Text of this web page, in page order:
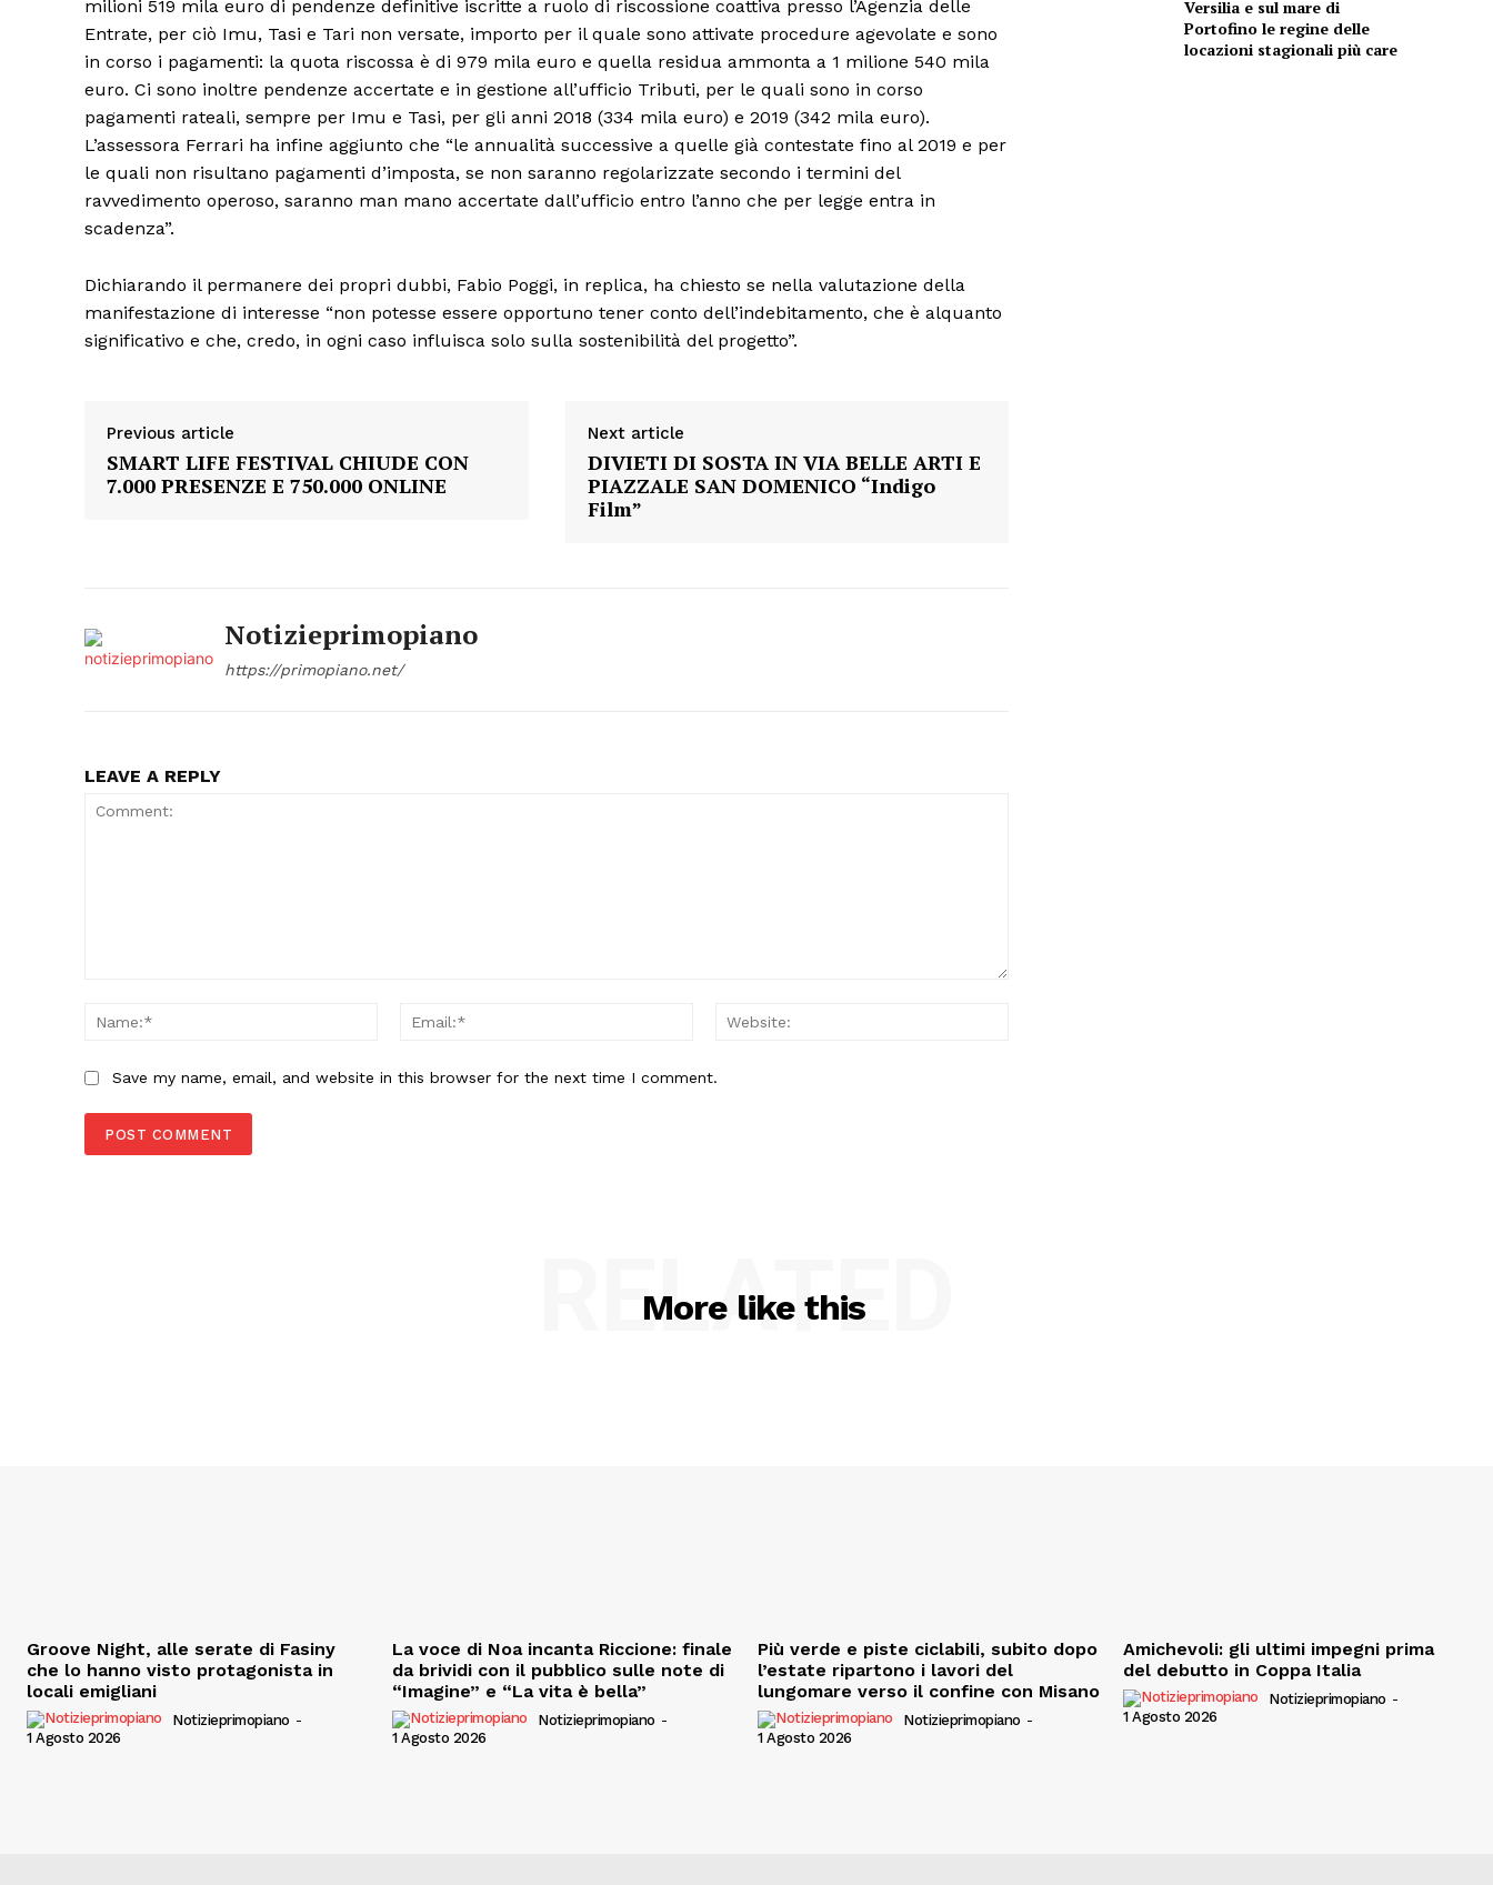
Condividi
Menu
AREEINTERNE
Esclusive
SPORT
milioni 519 mila euro di pendenze definitive iscritte a ruolo di riscossione coattiva presso l’Agenzia delle
Entrate, per ciò Imu, Tasi e Tari non versate, importo per il quale sono attivate procedure agevolate e sono
in corso i pagamenti: la quota riscossa è di 979 mila euro e quella residua ammonta a 1 milione 540 mila
euro. Ci sono inoltre pendenze accertate e in gestione all’ufficio Tributi, per le quali sono in corso
pagamenti rateali, sempre per Imu e Tasi, per gli anni 2018 (334 mila euro) e 2019 (342 mila euro).
L’assessora Ferrari ha infine aggiunto che “le annualità successive a quelle già contestate fino al 2019 e per
le quali non risultano pagamenti d’imposta, se non saranno regolarizzate secondo i termini del
ravvedimento operoso, saranno man mano accertate dall’ufficio entro l’anno che per legge entra in
scadenza”.
Dichiarando il permanere dei propri dubbi, Fabio Poggi, in replica, ha chiesto se nella valutazione della
manifestazione di interesse “non potesse essere opportuno tener conto dell’indebitamento, che è alquanto
significativo e che, credo, in ogni caso influisca solo sulla sostenibilità del progetto”.
Previous article
SMART LIFE FESTIVAL CHIUDE CON
7.000 PRESENZE E 750.000 ONLINE
Next article
DIVIETI DI SOSTA IN VIA BELLE ARTI E
PIAZZALE SAN DOMENICO “Indigo
Film”
Notizieprimopiano
https://primopiano.net/
LEAVE A REPLY
Name:*
Email:*
Save my name, email, and website in this browser for the next time I comment.
Versilia e sul mare di
Portofino le regine delle
locazioni stagionali più care
More like this
RELATED
Groove Night, alle serate di Fasiny
che lo hanno visto protagonista in
locali emigliani
Notizieprimopiano -
1 Agosto 2026
La voce di Noa incanta Riccione: finale
da brividi con il pubblico sulle note di
“Imagine” e “La vita è bella”
Notizieprimopiano -
1 Agosto 2026
Più verde e piste ciclabili, subito dopo
l’estate ripartono i lavori del
lungomare verso il confine con Misano
Notizieprimopiano -
1 Agosto 2026
Amichevoli: gli ultimi impegni prima
del debutto in Coppa Italia
Notizieprimopiano -
1 Agosto 2026